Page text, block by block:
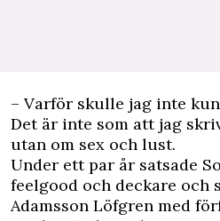
– Varför skulle jag inte
Det är inte som att jag
utan om sex och lust.
Under ett par år satsade
feelgood och deckare och
Adamsson Löfgren med